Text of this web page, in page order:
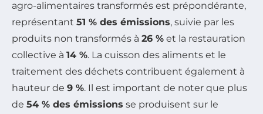
agro-alimentaires transformés est prépondérante,
représentant 51 % des émissions, suivie par les
produits non transformés à 26 % et la restauration
collective à 14 %. La cuisson des aliments et le
traitement des déchets contribuent également à
hauteur de 9 %. Il est important de noter que plus
de 54 % des émissions se produisent sur le